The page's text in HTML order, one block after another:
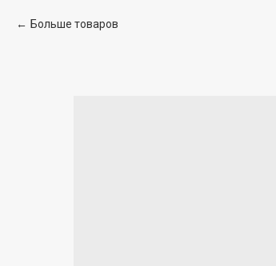
Больше товаров